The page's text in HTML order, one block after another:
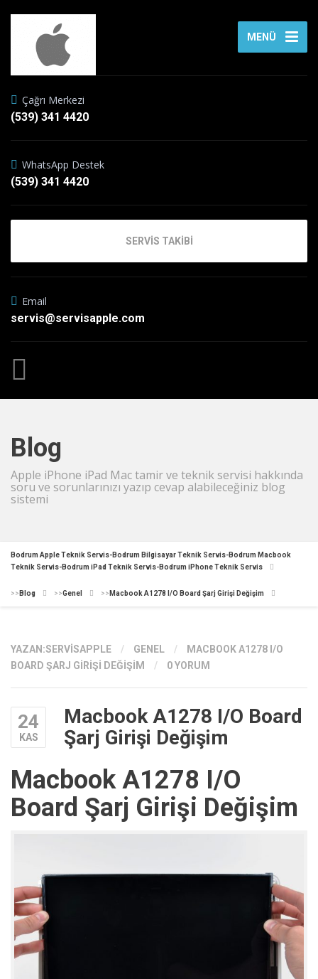
MENÜ
Çağrı Merkezi
(539) 341 4420
WhatsApp Destek
(539) 341 4420
SERVİS TAKİBİ
Email
servis@servisapple.com
Blog
Apple iPhone iPad Mac tamir ve teknik servisi hakkında
soru ve sorunlarınızı yazıp cevap alabileceğiniz blog
sistemi
Bodrum Apple Teknik Servis-Bodrum Bilgisayar Teknik Servis-Bodrum Macbook
Teknik Servis-Bodrum iPad Teknik Servis-Bodrum iPhone Teknik Servis
>> Blog >>Genel >> Macbook A1278 I/O Board Şarj Girişi Değişim
YAZAN:SERVISAPPLE / GENEL /
MACBOOK A1278 I/O
BOARD ŞARJ GIRIŞI DEĞIŞIM
/ 0 YORUM
24
KAS
Macbook A1278 I/O Board
Şarj Girişi Değişim
Macbook A1278 I/O
Board Şarj Girişi Değişim